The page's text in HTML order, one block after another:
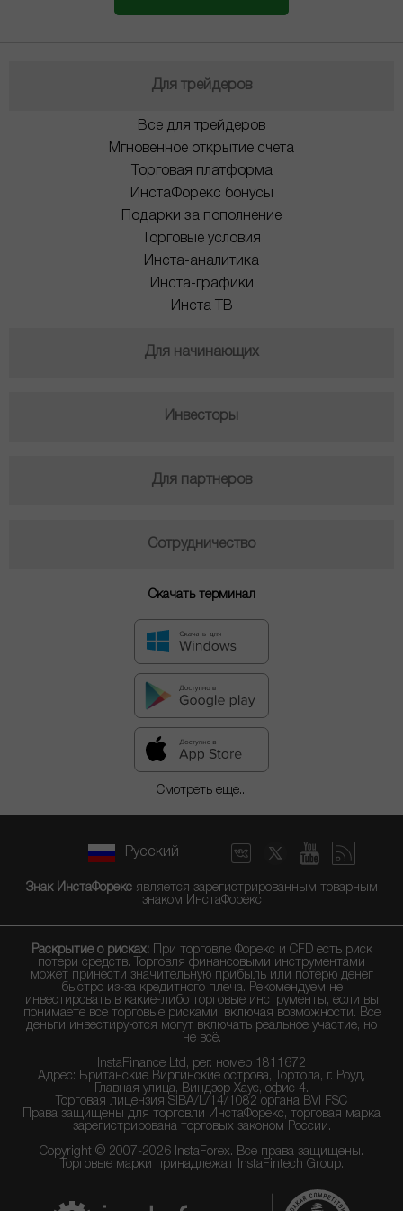
Для трейдеров
Все для трейдеров
Мгновенное открытие счета
Торговая платформа
ИнстаФорекс бонусы
Подарки за пополнение
Торговые условия
Инста-аналитика
Инста-графики
Инста ТВ
Для начинающих
Инвесторы
Для партнеров
Сотрудничество
Скачать терминал
Смотреть еще...
Русский
Знак ИнстаФорексявляется зарегистрированным товарным
знаком ИнстаФорекс
Раскрытие о рисках:При торговле Форекс и CFD есть риск
потери средств. Торговля финансовыми инструментами
может принести значительную прибыль или потерю денег
быстро из-за кредитного плеча. Рекомендуем не
инвестировать в какие-либо торговые инструменты, если вы
понимаете все торговые рисками, включая возможности. Все
деньги инвестируются могут включать реальное участие, но
не всё.
InstaFinance Ltd, рег. номер 1811672
Адрес: Британские Виргинские острова, Тортола, г. Роуд,
Главная улица, Виндзор Хаус, офис 4.
Торговая лицензия SIBA/L/14/1082 органа BVI FSC
Права защищены для торговли ИнстаФорекс, торговая марка
зарегистрирована торговых законом России.
Copyright © 2007-2026 InstaForex. Все права защищены.
Торговые марки принадлежат InstaFintech Group.